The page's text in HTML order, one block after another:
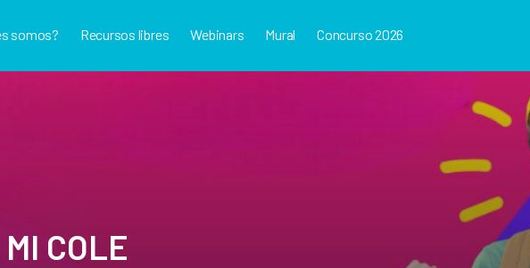
somos? Recursos libres Webinars Mural Concurso 2026
COLE